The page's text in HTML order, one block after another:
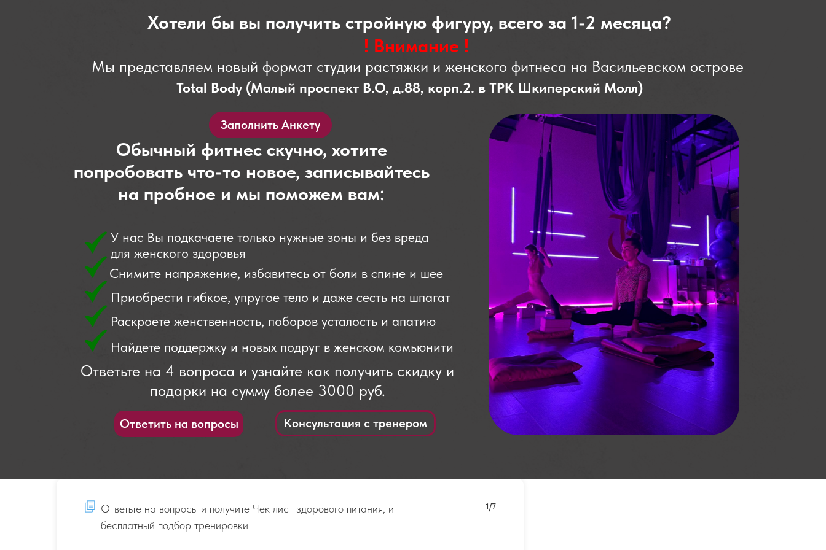
Хотели бы вы получить стройную фигуру, всего за 1-2 месяца?
! Внимание !
Total Body (Малый проспект В.О, д.88, корп.2. в ТРК Шкиперский Молл)
Мы представляем новый формат студии растяжки и женского фитнеса на Васильевском острове
Заполнить Анкету
Обычный фитнес скучно, хотите
попробовать что-то новое, записывайтесь
на пробное и мы поможем вам:
У нас Вы подкачаете только нужные зоны и без вреда
для женского здоровья
Приобрести гибкое, упругое тело и даже сесть на шпагат
Раскроете женственность, поборов усталость и апатию
Найдете поддержку и новых подруг в женском комьюнити
Ответьте на 4 вопроса и узнайте как получить скидку и
подарки на сумму более 3000 руб.
Ответить на вопросы Консультация с тренером
Снимите напряжение, избавитесь от боли в спине и шее
Ответьте на вопросы и получите Чек лист здорового питания, и
бесплатный подбор тренировки
1/7